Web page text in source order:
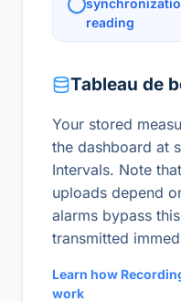
reading
Tableau de
Your stored
the dashboard at
Intervals. Note
uploads depend
alarms bypass
transmitted
Learn how
work